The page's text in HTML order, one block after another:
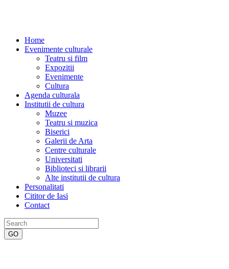
Home
Evenimente culturale
Teatru si film
Expozitii
Evenimente
Cultura
Agenda culturala
Institutii de cultura
Muzee
Teatru si muzica
Biserici
Galerii de Arta
Centre culturale
Universitati
Biblioteci si librarii
Alte institutii de cultura
Personalitati
Cititor de Iasi
Contact